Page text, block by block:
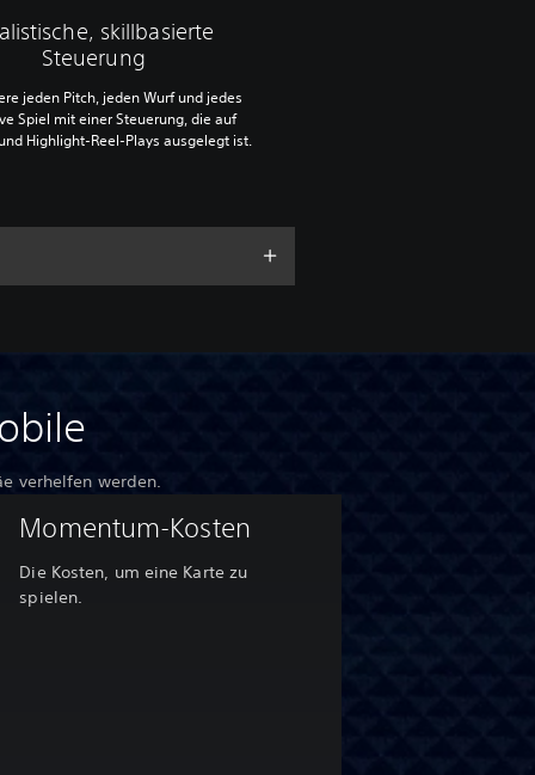
skillbasierte
Steuerung
jeden Pitch, jeden Wurf und jedes
Spiel mit einer Steuerung, die auf
Highlight-Reel-Plays ausgelegt ist.
verhelfen werden.
Momentum-Kosten
Die Kosten, um eine Karte zu
spielen.